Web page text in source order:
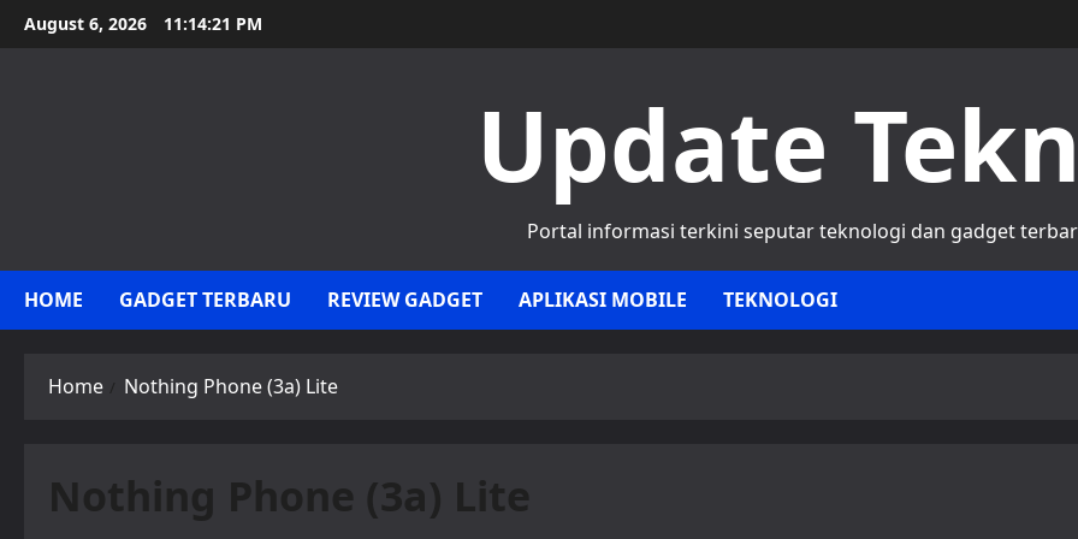
Skip
to
August 6, 2026 11:14:22 PM
Update
Portal informasi terkini seputar teknologi dan gadget
HOME GADGET TERBARU REVIEW GADGET APLIKASI MOBILE TEKNOLOGI
Home Nothing Phone (3a) Lite
Nothing Phone (3a) Lite